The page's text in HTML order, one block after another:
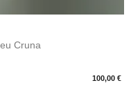
Cruna
100,00 €